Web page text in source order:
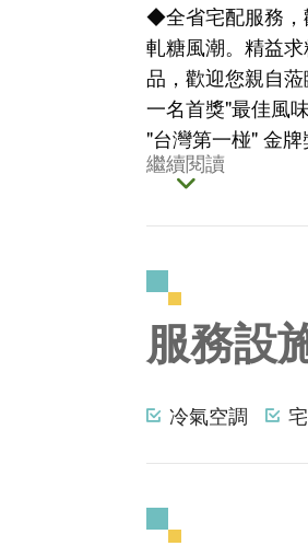
◆全省宅配服務，
軋糖風潮。精益
品，歡迎您親自
一名首獎"最佳風
"台灣第一椪" 金牌
繼續閱讀
服務設
冷氣空調